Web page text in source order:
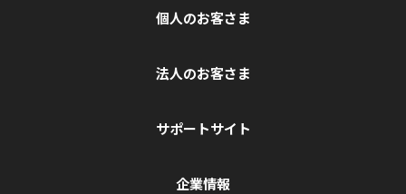
個人のお客さま
法人のお客さま
サポートサイト
企業情報